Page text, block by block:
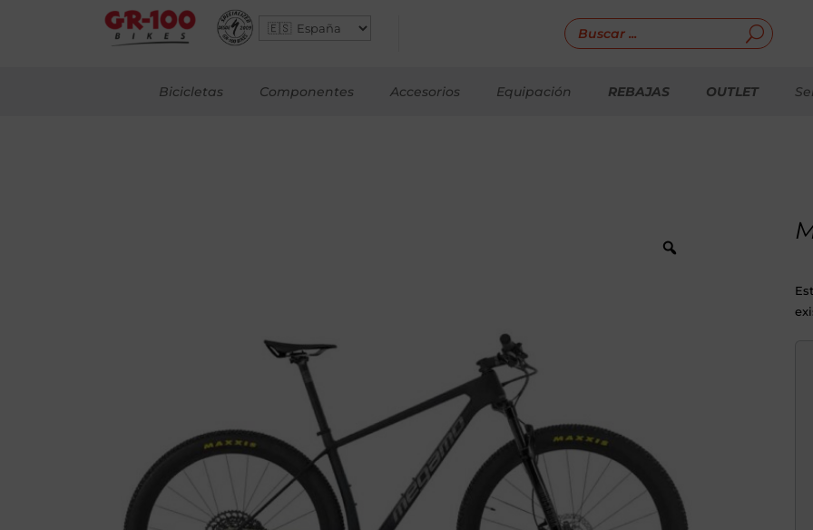
Bicicletas Componentes Accesorios Equipación REBAJAS OUTLET